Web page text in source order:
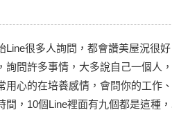
很多人詢問，都會讚美屋況很
詢問許多事情，大多說自己一個人
用心的在培養感情，會問你的工作
，10個Line裡面有九個都是這種